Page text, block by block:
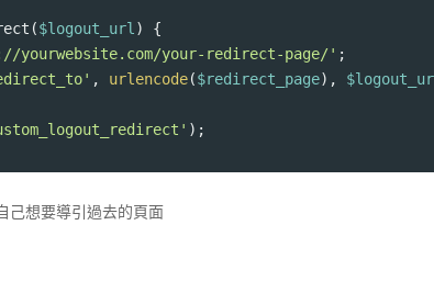
($logout_url ) {
yourwebsite.com/your-redirect-page/' ;
, urlencode($redirect_page),
);
想要導引過去的頁面